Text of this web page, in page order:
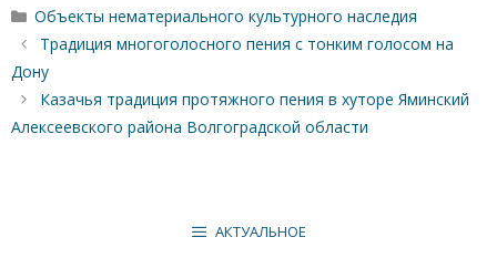
Рубрики
Объекты нематериального культурного наследия
Традиция многоголосного пения с тонким голосом на
Дону
Казачья традиция протяжного пения в хуторе Яминский
Алексеевского района Волгоградской области
АКТУАЛЬНОЕ